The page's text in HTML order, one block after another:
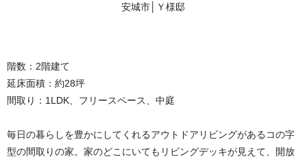
安城市│Ｙ様邸
階数：2階建て
延床面積：約28坪
間取り：1LDK、フリースペース、中庭
毎日の暮らしを豊かにしてくれるアウトドアリビングがあるコの字
型の間取りの家。家のどこにいてもリビングデッキが見えて、開放